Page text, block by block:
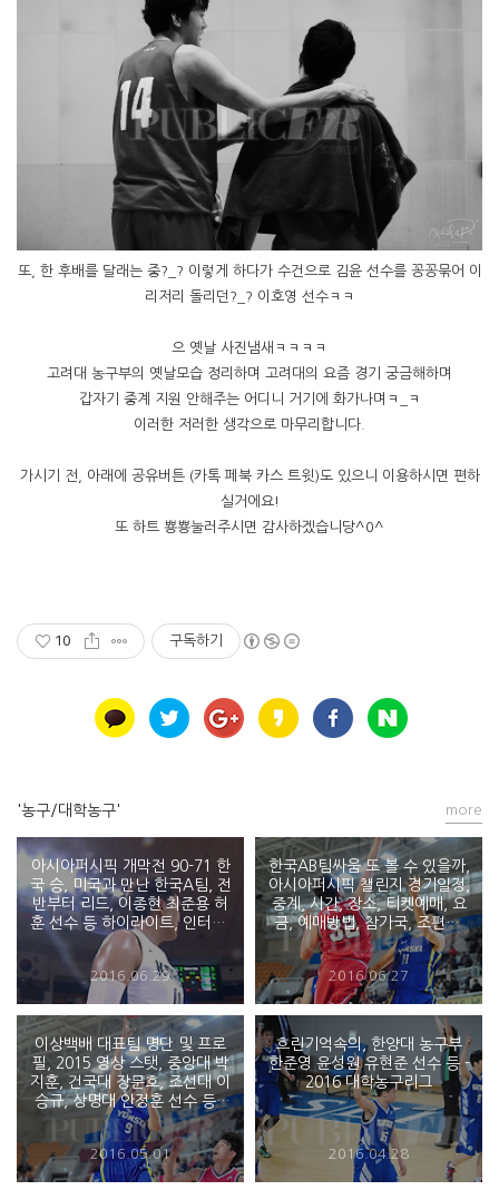
또, 한 후배를 달래는 중?_? 이렇게 하다가 수건으로 김윤 선수를 꽁꽁묶어 이
리저리 돌리던?_? 이호영 선수ㅋㅋ
으 옛날 사진냄새ㅋㅋㅋㅋ
고려대 농구부의 옛날모습 정리하며 고려대의 요즘 경기 궁금해하며
갑자기 중계 지원 안해주는 어디니 거기에 화가나며ㅋ_ㅋ
이러한 저러한 생각으로 마무리합니다.
가시기 전, 아래에 공유버튼 (카톡 페북 카스 트윗)도 있으니 이용하시면 편하
실거에요!
또 하트 뿅뿅눌러주시면 감사하겠습니당^0^
10 구독하기
'농구/대학농구'
아시아퍼시픽 개막전 90-71 한
국 승, 미국과 만난 한국A팀, 전
반부터 리드, 이종현 최준용 허
훈 선수 등 하이라이트, 인터뷰,
주요장면, 다시보기 등 그리고
처콰베콰 - 2016 아시아 퍼시픽
대학농..
2016.06.29
한국AB팀싸움 또 볼 수 있을까,
아시아퍼시픽 챌린지 경기일정,
중계, 시간, 장소, 티켓예매, 요
금, 예매방법, 참가국, 조편성,
선수 명단, 중계, 경기결과 -
2016 kcc 아시아 퍼시픽 대학
농구 챌린지
2016.06.27
이상백배 대표팀 명단 및 프로
필, 2015 영상 스탯, 중앙대 박
지훈, 건국대 장문호, 조선대 이
승규, 상명대 안정훈 선수 등 -
2016 이상백배 제39회 이상백
배 한일대학 농구대회 in 천안
상명대
2016.05.01
흐린기억속의, 한양대 농구부
한준영 윤성원 유현준 선수 등 -
2016 대학농구리그
2016.04.28
more